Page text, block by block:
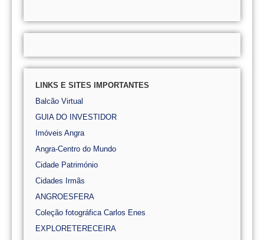
LINKS E SITES IMPORTANTES
Balcão Virtual
GUIA DO INVESTIDOR
Imóveis Angra
Angra-Centro do Mundo
Cidade Património
Cidades Irmãs
ANGROESFERA
Coleção fotográfica Carlos Enes
EXPLORETERECEIRA